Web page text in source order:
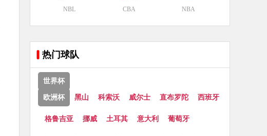
NBL CBA NBA
热门球队
世界杯
欧洲杯 黑山 科索沃 威尔士 直布罗陀 西班牙
格鲁吉亚 挪威 土耳其 意大利 葡萄牙